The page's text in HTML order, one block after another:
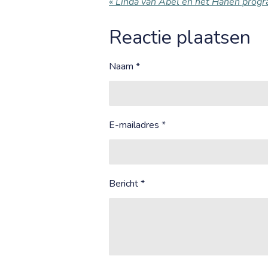
Reactie plaatsen
Naam *
E-mailadres *
Bericht *